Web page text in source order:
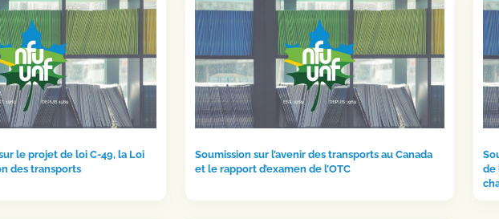
le projet de loi C-49, la Loi
des transports
Soumission sur l’avenir des transports au Canada
et le rapport d’examen de l’OTC
de